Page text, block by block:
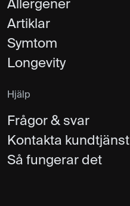
Allergener
Artiklar
Symtom
Longevity
Hjälp
Frågor & svar
Kontakta kundtjänst
Så fungerar det